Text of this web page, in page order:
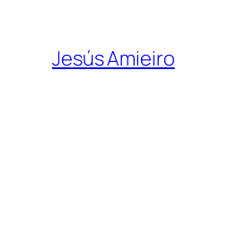
content
Jesús Amieiro